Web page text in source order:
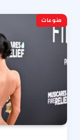
منوعات